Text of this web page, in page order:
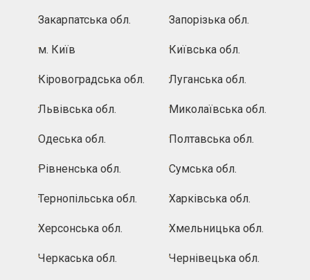
Закарпатська обл. Запорізька обл.
м. Київ Київська обл.
Кіровоградська обл. Луганська обл.
Львівська обл. Миколаївська обл.
Одеська обл. Полтавська обл.
Рівненська обл. Сумська обл.
Тернопільська обл. Харківська обл.
Херсонська обл. Хмельницька обл.
Черкаська обл. Чернівецька обл.